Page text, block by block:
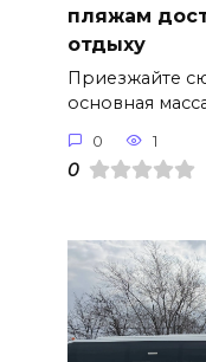
пляжам
отдыху
Приезжайте
основная
0 1
0